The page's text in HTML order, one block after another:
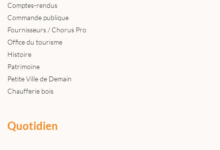
Comptes-rendus
Commande publique
Fournisseurs / Chorus Pro
Office du tourisme
Histoire
Patrimoine
Petite Ville de Demain
Chaufferie bois
Quotidien